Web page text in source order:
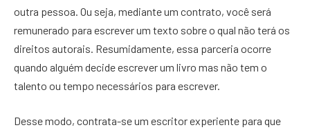
outra pessoa. Ou seja, mediante um contrato, você será
remunerado para escrever um texto sobre o qual não terá os
direitos autorais. Resumidamente, essa parceria ocorre
quando alguém decide escrever um livro mas não tem o
talento ou tempo necessários para escrever.
Desse modo, contrata-se um escritor experiente para que